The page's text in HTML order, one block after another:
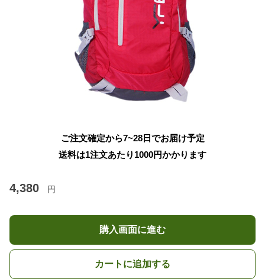
ご注文確定から7~28日でお届け予定
送料は1注文あたり 1000円かかります
4,380 円
購入画面に進む
カートに追加する